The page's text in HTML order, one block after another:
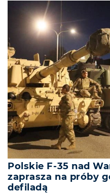
Polskie F-35 nad
zaprasza na próby
defiladą